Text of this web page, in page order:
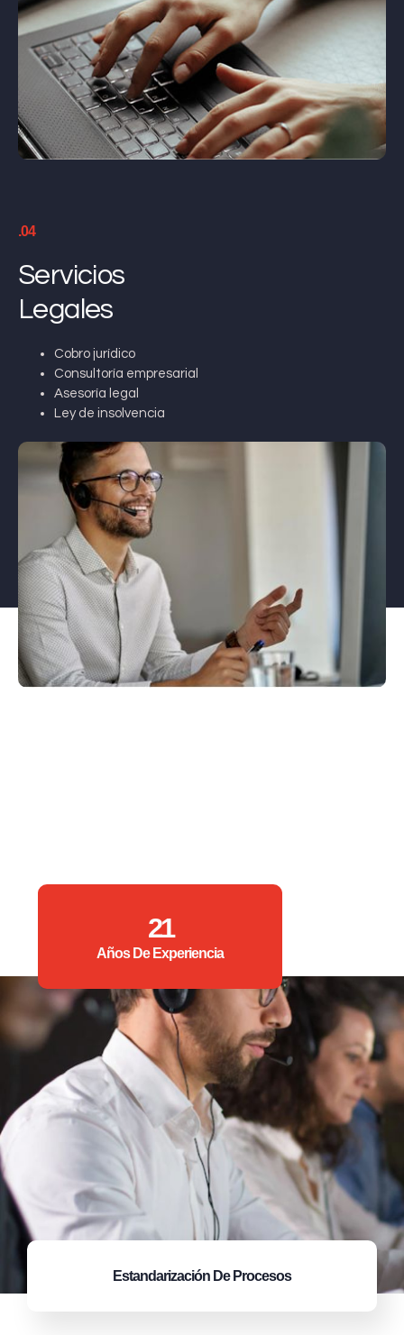
.04
Servicios
Legales
Cobro jurídico
Consultoría empresarial
Asesoría legal
Ley de insolvencia
21
Años De Experiencia
Estandarización De Procesos